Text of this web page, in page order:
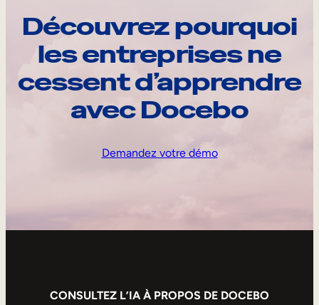
Découvrez pourquoi
les entreprises ne
cessent d’apprendre
avec Docebo
Demandez votre démo
CONSULTEZ L’IA À PROPOS DE DOCEBO